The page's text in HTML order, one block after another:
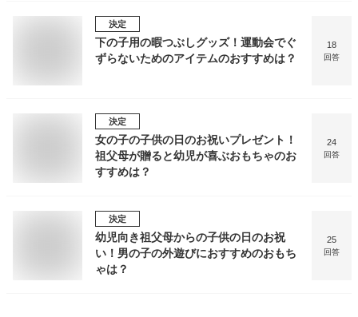
決定
下の子用の暇つぶしグッズ！運動会でぐ
ずらないためのアイテムのおすすめは？
18
回答
決定
女の子の子供の日のお祝いプレゼント！
祖父母が贈ると幼児が喜ぶおもちゃのお
すすめは？
24
回答
決定
幼児向き祖父母からの子供の日のお祝
い！男の子の外遊びにおすすめのおもち
ゃは？
25
回答